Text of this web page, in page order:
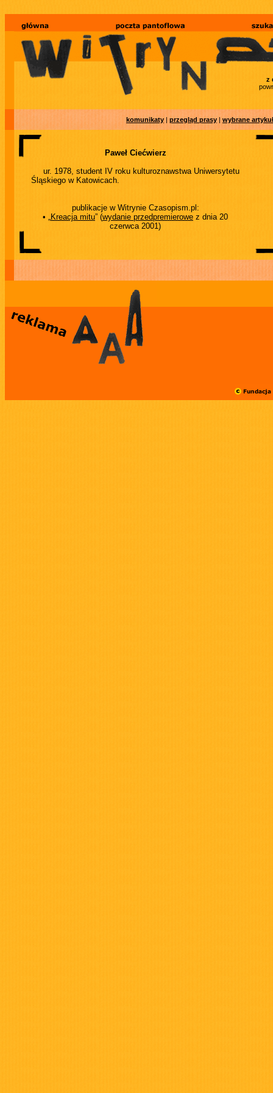
z
komunikaty | przegląd prasy | wybrane
Paweł Ciećwierz
ur. 1978, student IV roku kulturoznawstwa Uniwersytetu
Śląskiego w Katowicach.
publikacje w Witrynie Czasopism.pl:
• „Kreacja mitu” (wydanie przedpremierowe z dnia 20
czerwca 2001)